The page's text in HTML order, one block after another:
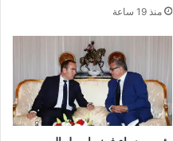
منذ 19 ساعة